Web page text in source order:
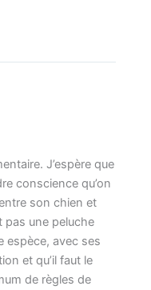
J’espère que
conscience qu’on
son chien et
pas une peluche
espèce, avec ses
et qu’il faut le
de règles de